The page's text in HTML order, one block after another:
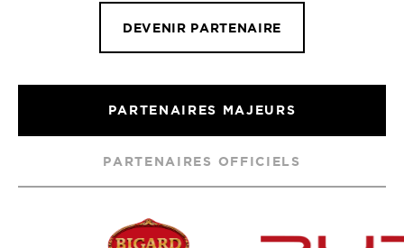
DEVENIR PARTENAIRE
PARTENAIRES MAJEURS
PARTENAIRES OFFICIELS